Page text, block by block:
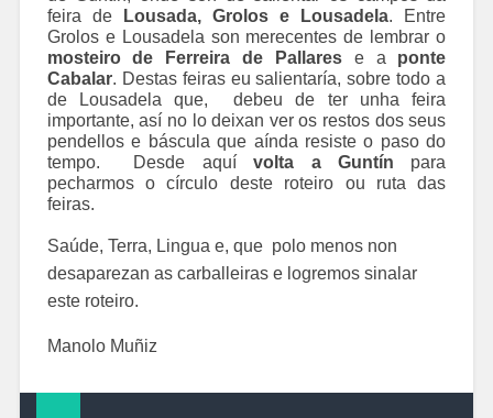
feira de
Lousada, Grolos e Lousadela. Entre
Grolos e Lousadela son merecentes de lembrar o
mosteiro de Ferreira de Pallarese a ponte
Cabalar. Destas feiras eu salientaría, sobre todo a
de Lousadela que, debeu de ter unha feira
importante, así no lo deixan ver os restos dos seus
pendellos e báscula que aínda resiste o paso do
tempo. Desde aquívolta a Guntín para
pecharmos o círculo deste roteiro ou ruta das
feiras.
Saúde, Terra, Lingua e, que polo menos non
desaparezan as carballeiras e logremos sinalar
este roteiro.
Manolo Muñiz